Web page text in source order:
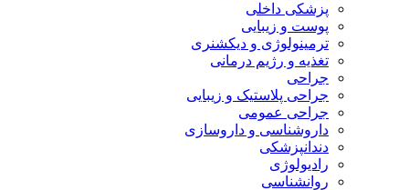
پزشکی داخلی
پوست و زیبایی
ترمینولوژی و دیکشنری
تغذیه و رژیم درمانی
جراحی
جراحی پلاستیک و زیبایی
جراحی عمومی
داروشناسی و داروسازی
دندانپزشکی
رادیولوژی
روانشناسی